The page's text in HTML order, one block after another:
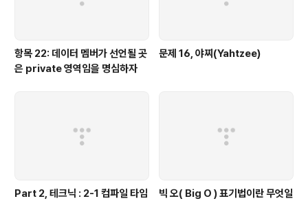
항목 22: 데이터 멤버가 선언될 곳
은 private 영역임을 명심하자
문제 16, 야찌(Yahtzee)
Part 2, 테크닉 : 2-1 컴파일 타임
빅 오( Big O ) 표기법이란 무엇일